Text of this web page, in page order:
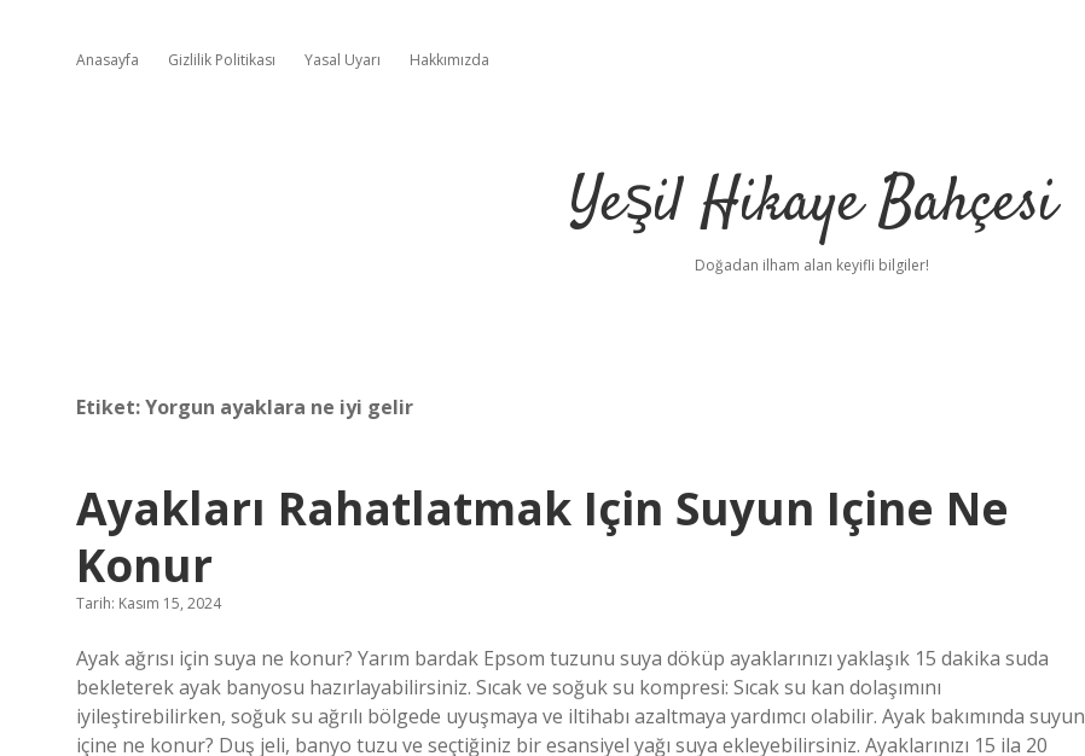
Anasayfa Gizlilik Politikası Yasal Uyarı Hakkımızda
Yeşil Hikaye Bahçesi
Doğadan ilham alan keyifli bilgiler!
Etiket:Yorgun ayaklara ne iyi gelir
Ayakları Rahatlatmak Için Suyun Içine Ne
Konur
Tarih: Kasım 15, 2024
Ayak ağrısı için suya ne konur? Yarım bardak Epsom tuzunu suya döküp ayaklarınızı yaklaşık 15 dakika suda
bekleterek ayak banyosu hazırlayabilirsiniz. Sıcak ve soğuk su kompresi: Sıcak su kan dolaşımını
iyileştirebilirken, soğuk su ağrılı bölgede uyuşmaya ve iltihabı azaltmaya yardımcı olabilir. Ayak bakımında suyun
içine ne konur? Duş jeli, banyo tuzu ve seçtiğiniz bir esansiyel yağı suya ekleyebilirsiniz. Ayaklarınızı 15 ila 20